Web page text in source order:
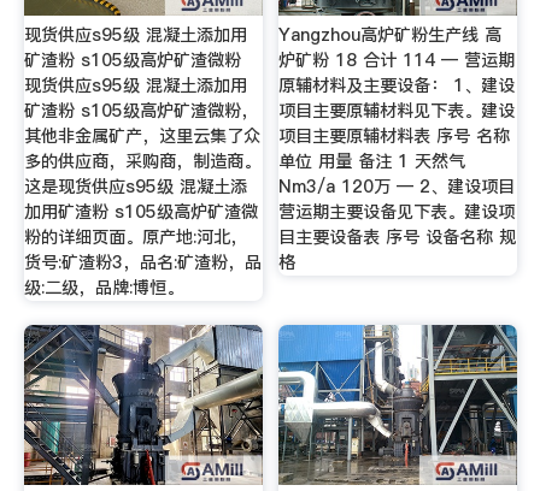
现货供应s95级 混凝土添加用
矿渣粉 s105级高炉矿渣微粉
现货供应s95级 混凝土添加用
矿渣粉 s105级高炉矿渣微粉，
其他非金属矿产，这里云集了众
多的供应商，采购商，制造商。
这是现货供应s95级 混凝土添
加用矿渣粉 s105级高炉矿渣微
粉的详细页面。原产地:河北，
货号:矿渣粉3，品名:矿渣粉，品
级:二级，品牌:博恒。
Yangzhou高炉矿粉生产线 高
炉矿粉 18 合计 114 — 营运期
原辅材料及主要设备： 1、建设
项目主要原辅材料见下表。建设
项目主要原辅材料表 序号 名称
单位 用量 备注 1 天然气
Nm3/a 120万 — 2、建设项目
营运期主要设备见下表。建设项
目主要设备表 序号 设备名称 规
格